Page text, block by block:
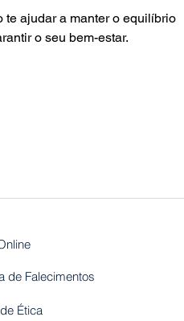
te ajudar a manter o equilíbrio
o seu bem-estar.
de Falecimentos
Ética